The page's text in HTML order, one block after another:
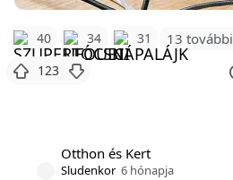
40 34 31 13 további
123
Otthon és Kert
Sludenkor 6 hónapja